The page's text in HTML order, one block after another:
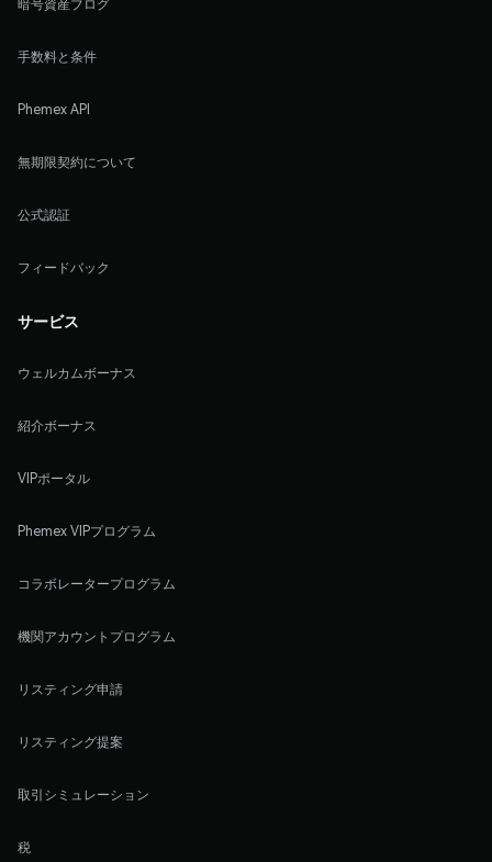
暗号資産ブログ
手数料と条件
Phemex API
無期限契約について
公式認証
フィードバック
サービス
ウェルカムボーナス
紹介ボーナス
VIPポータル
Phemex VIPプログラム
コラボレータープログラム
機関アカウントプログラム
リスティング申請
リスティング提案
取引シミュレーション
税